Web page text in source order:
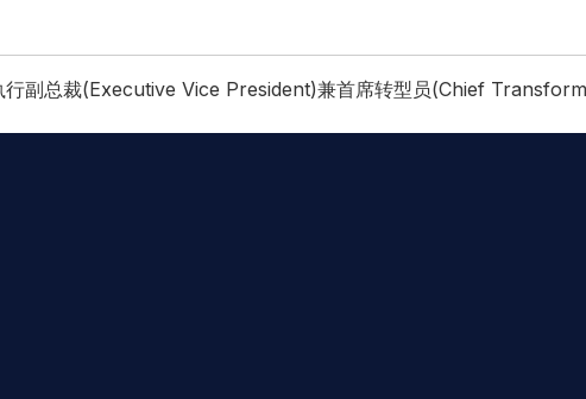
副总裁(Executive Vice President)兼首席转型员(Chief